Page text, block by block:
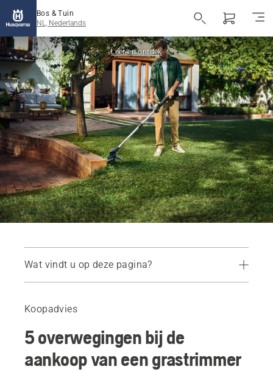
Bos & Tuin
NL, Nederlands
Leer en ontdek
Wat vindt u op deze pagina?
Koopadvies
5 overwegingen bij de
aankoop van een grastrimmer